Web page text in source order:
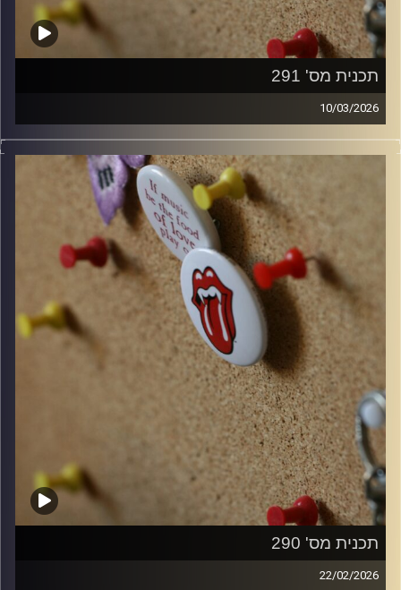
תכנית מס' 291
10/03/2026
קלאסיקות רוק עם אורן הוף.
włodi
תכנית מס' 290
22/02/2026